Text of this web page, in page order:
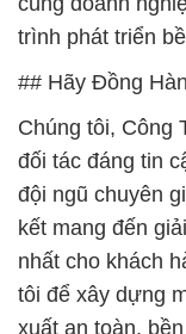
trình phát triển
## Hãy Đồng
Chúng tôi, Công
đối tác đáng tin
đội ngũ chuyên
kết mang đến
nhất cho khách
tôi để xây dựng
xuất an toàn,